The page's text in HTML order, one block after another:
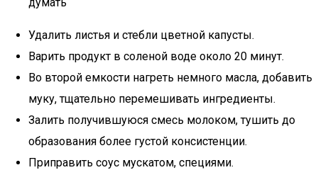
Удалить листья и стебли цветной капусты.
Варить продукт в соленой воде около 20 минут.
Во второй емкости нагреть немного масла, добавить
муку, тщательно перемешивать ингредиенты.
Залить получившуюся смесь молоком, тушить до
образования более густой консистенции.
Приправить соус мускатом, специями.